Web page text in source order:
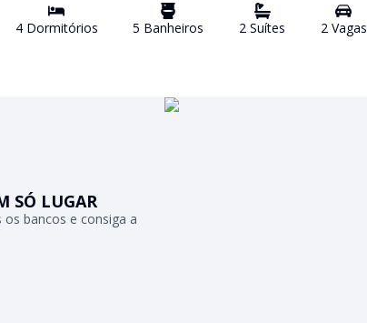
4Dormitórios 5 Banheiros 2 Suítes 2Vagas
SÓ LUGAR
bancos e consiga a